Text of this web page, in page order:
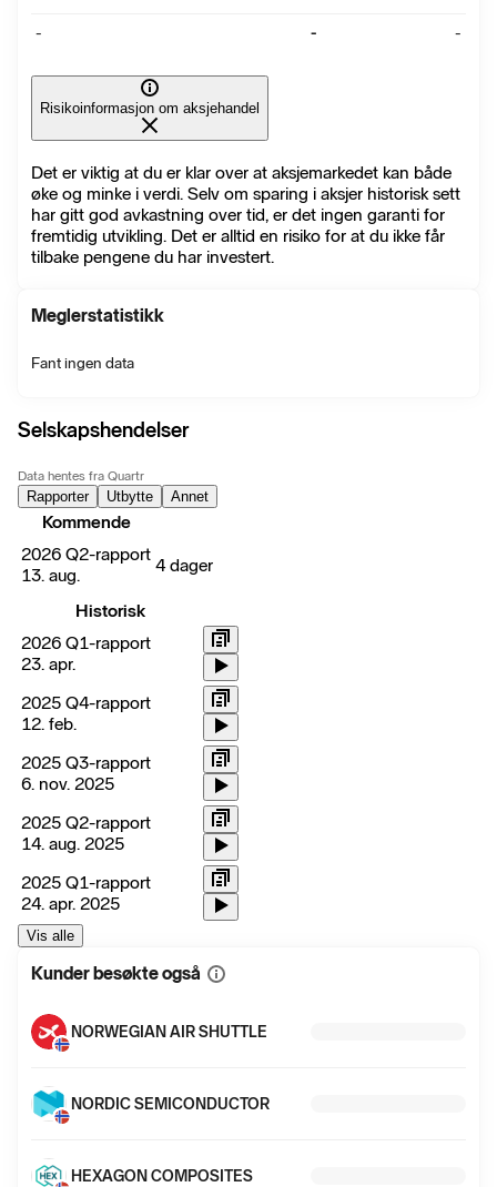
- - -
Risikoinformasjon om aksjehandel
Det er viktig at du er klar over at aksjemarkedet kan både
øke og minke i verdi. Selv om sparing i aksjer historisk sett
har gitt god avkastning over tid, er det ingen garanti for
fremtidig utvikling. Det er alltid en risiko for at du ikke får
tilbake pengene du har investert.
Meglerstatistikk
Fant ingen data
Selskapshendelser
Data hentes fra Quartr
Rapporter Utbytte Annet
Kommende
2026 Q2-rapport
13. aug.
4 dager
Historisk
2026 Q1-rapport
23. apr.
2025 Q4-rapport
12. feb.
2025 Q3-rapport
6. nov. 2025
2025 Q2-rapport
14. aug. 2025
2025 Q1-rapport
24. apr. 2025
Vis alle
Kunder besøkte også Vis
NORWEGIAN AIR SHUTTLE
NORDIC SEMICONDUCTOR
HEXAGON COMPOSITES